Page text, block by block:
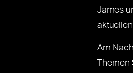
James
Am
Themen